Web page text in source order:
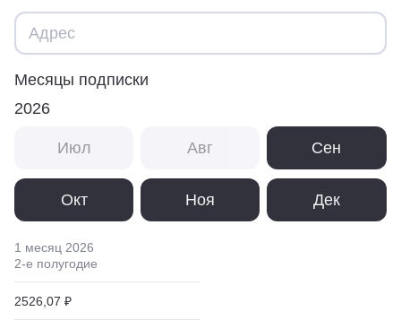
Месяцы подписки
2026
Июл Авг Сен
Окт Ноя Дек
1 месяц 2026
2-е полугодие
2526,07 ₽